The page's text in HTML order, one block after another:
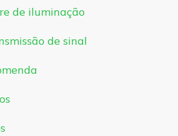
de iluminação
de sinal